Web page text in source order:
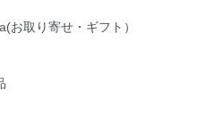
お取り寄せ・ギフト）